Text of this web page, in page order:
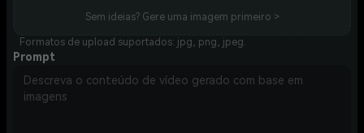
Sem ideias? Gere uma imagem primeiro >
Formatos de upload suportados: jpg, png, jpeg.
Prompt